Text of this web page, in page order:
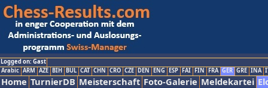
Logged on: Gast
Arabic ARM AZE BIH BUL CAT CHN CRO CZE DEN ENG ESP FAI FIN FRA GER GRE INA
Home TurnierDB Meisterschaft Foto-Galerie Meldekartei